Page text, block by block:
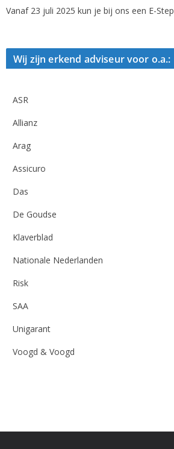
Vanaf 23 juli 2025 kun je bij ons een E-Step
Wij zijn erkend adviseur voor o.a.:
ASR
Allianz
Arag
Assicuro
Das
De Goudse
Klaverblad
Nationale Nederlanden
Risk
SAA
Unigarant
Voogd & Voogd